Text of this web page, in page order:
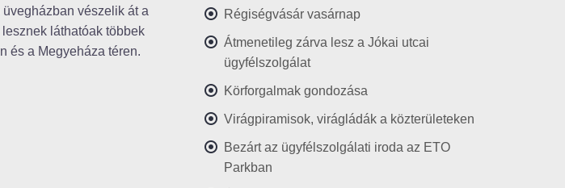
vészelik át a
láthatóak többek
és a Megyeháza téren.
Régiségvásár vasárnap
Átmenetileg zárva lesz a Jókai utcai
ügyfélszolgálat
Körforgalmak gondozása
Virágpiramisok, virágládák a közterületeken
Bezárt az ügyfélszolgálati iroda az ETO
Parkban